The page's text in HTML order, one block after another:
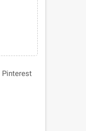
Pinterest